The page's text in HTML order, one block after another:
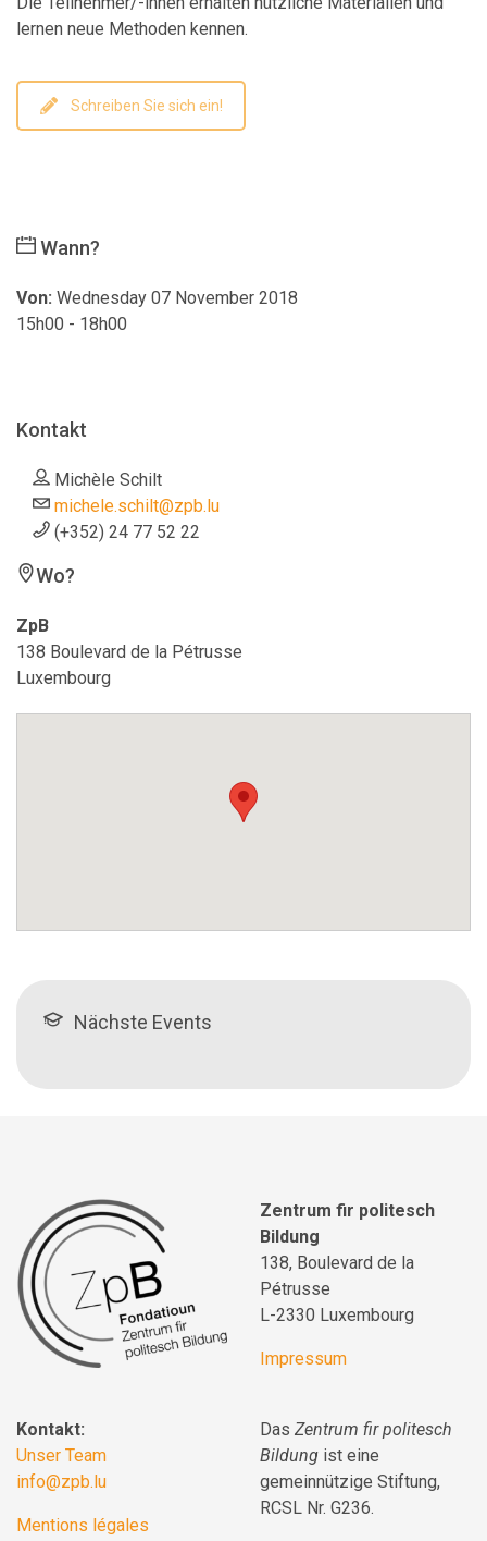
lernen neue Methoden kennen.
Schreiben Sie sich ein!
Wann?
Von: Wednesday 07 November 2018
15h00 - 18h00
Kontakt
Michèle Schilt
michele.schilt@zpb.lu
(+352) 24 77 52 22
Wo?
ZpB
138 Boulevard de la Pétrusse
Luxembourg
Nächste Events
Zentrum fir politesch
Bildung
138, Boulevard de la
Pétrusse
L-2330 Luxembourg
Impressum
Kontakt:
Unser Team
info@zpb.lu
Mentions légales
Das Zentrum fir politesch
Bildung ist eine
gemeinnützige Stiftung,
RCSL Nr. G236.